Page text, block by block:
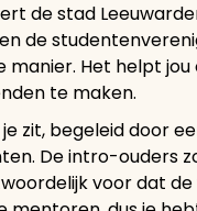
de stad
de
Het helpt jou
te maken.
zit, begeleid door
De intro-ouders
voor dat